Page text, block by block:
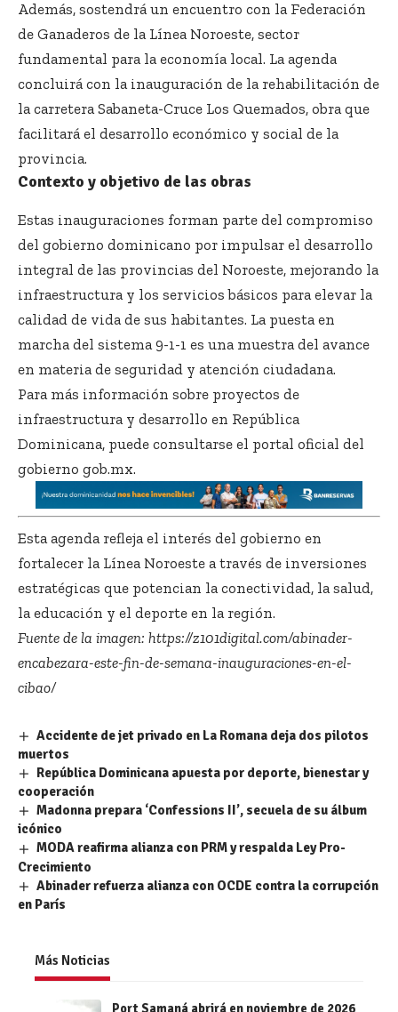
Además, sostendrá un encuentro con la Federación
de Ganaderos de la Línea Noroeste, sector
fundamental para la economía local. La agenda
concluirá con la inauguración de la rehabilitación de
la carretera Sabaneta-Cruce Los Quemados, obra que
facilitará el desarrollo económico y social de la
provincia.
Contexto y objetivo de las obras
Estas inauguraciones forman parte del compromiso
del gobierno dominicano por impulsar el desarrollo
integral de las provincias del Noroeste, mejorando la
infraestructura y los servicios básicos para elevar la
calidad de vida de sus habitantes. La puesta en
marcha del sistema 9-1-1 es una muestra del avance
en materia de seguridad y atención ciudadana.
Para más información sobre proyectos de
infraestructura y desarrollo en República
Dominicana, puede consultarse el portal oficial del
gobierno gob.mx.
Esta agenda refleja el interés del gobierno en
fortalecer la Línea Noroeste a través de inversiones
estratégicas que potencian la conectividad, la salud,
la educación y el deporte en la región.
Fuente de la imagen: https://z101digital.com/abinader-
encabezara-este-fin-de-semana-inauguraciones-en-el-
cibao/
Accidente de jet privado en La Romana deja dos pilotos
muertos
República Dominicana apuesta por deporte, bienestar y
cooperación
Madonna prepara ‘Confessions II’, secuela de su álbum
icónico
MODA reafirma alianza con PRM y respalda Ley Pro-
Crecimiento
Abinader refuerza alianza con OCDE contra la corrupción
en París
Más Noticias
Port Samaná abrirá en noviembre de 2026